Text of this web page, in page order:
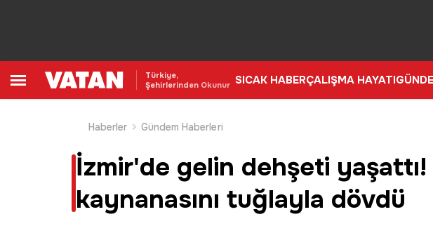
Türkiye,
Şehirlerinden Okunur SICAK HABERÇALIŞMA HAYATI
Haberler
Gündem Haberleri
İzmir'de gelin dehşeti
kaynanasını tuğlayla dövdü